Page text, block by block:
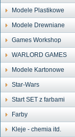
Modele Plastikowe
Modele Drewniane
Games Workshop
WARLORD GAMES
Modele Kartonowe
Star-Wars
Start SET z farbami
Farby
Kleje - chemia itd.